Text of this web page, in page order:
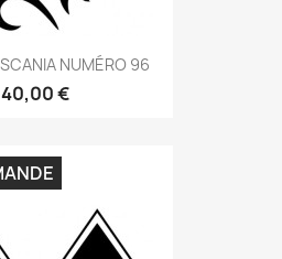
NUMÉRO 96
40,00 €